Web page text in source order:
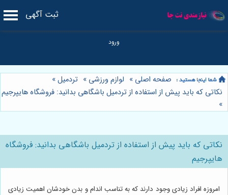
ثبت آگهی
صفحه اصلی » لوازم ورزشی » تردمیل»
نکاتی که باید پیش از استفاده از تردمیل باشگاهی بدانید: فروشگاه هایپرجیم
»
نکاتی که باید پیش از استفاده از تردمیل باشگاهی بدانید: فروشگاه
هایپرجیم
امروزه افراد زیادی وجود دارند که به تناسب اندام و بدن خودشان اهمیت زیادی